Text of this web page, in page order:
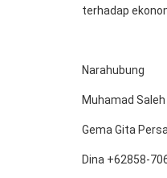
terhadap
Narahubung
Muhamad
Gema Gita
Dina +62858-